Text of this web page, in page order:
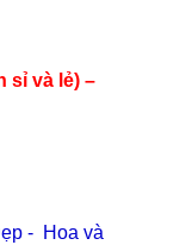
sỉ và lẻ) –
- Hoa và